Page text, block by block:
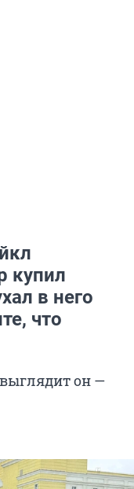
купил
в него
что
он —